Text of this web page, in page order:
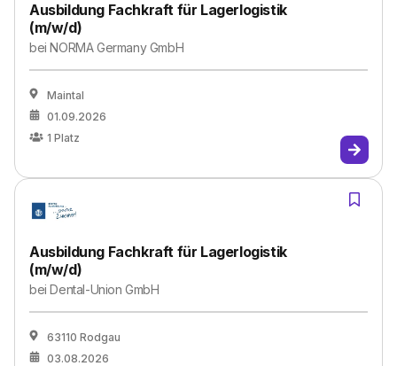
Ausbildung Fachkraft für Lagerlogistik
(m/w/d)
beiNORMA Germany GmbH
Maintal
01.09.2026
1 Platz
Ausbildung Fachkraft für Lagerlogistik
(m/w/d)
beiDental-Union GmbH
63110 Rodgau
03.08.2026